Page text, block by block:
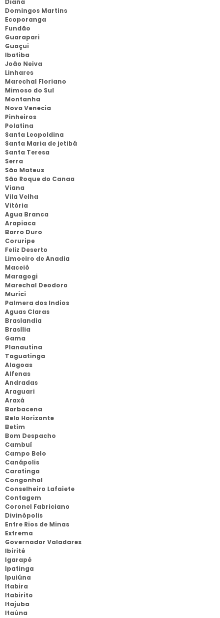
Diana
Domingos Martins
Ecoporanga
Fundão
Guarapari
Guaçui
Ibatiba
João Neiva
Linhares
Marechal Floriano
Mimoso do Sul
Montanha
Nova Venecia
Pinheiros
Polatina
Santa Leopoldina
Santa Maria de jetibá
Santa Teresa
Serra
São Mateus
São Roque do Canaa
Viana
Vila Velha
Vitória
Agua Branca
Arapiaca
Barro Duro
Coruripe
Feliz Deserto
Limoeiro de Anadia
Maceió
Maragogi
Marechal Deodoro
Murici
Palmera dos Indios
Aguas Claras
Braslandia
Brasília
Gama
Planautina
Taguatinga
Alagoas
Alfenas
Andradas
Araguari
Araxá
Barbacena
Belo Horizonte
Betim
Bom Despacho
Cambuí
Campo Belo
Canápolis
Caratinga
Congonhal
Conselheiro Lafaiete
Contagem
Coronel Fabriciano
Divinópolis
Entre Rios de Minas
Extrema
Governador Valadares
Ibirité
Igarapé
Ipatinga
Ipuiúna
Itabira
Itabirito
Itajuba
Itaúna